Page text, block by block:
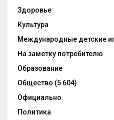
Здоровье
Культура
Международные детские
На заметку потребителю
Образование
Общество (5 604)
Официально
Политика